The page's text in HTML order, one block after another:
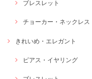
ブレスレット
チョーカー・ネックレス
きれいめ・エレガント
ピアス・イヤリング